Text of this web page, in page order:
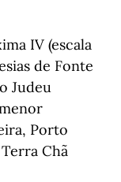
IV (escala
de Fonte
Judeu
Porto
Chã